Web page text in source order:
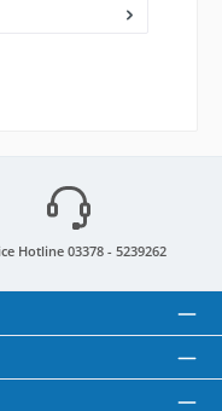
Hotline 03378 - 5239262